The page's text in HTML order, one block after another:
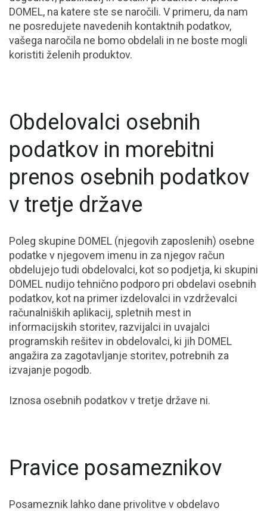
DOMEL, na katere ste se naročili. V primeru, da nam
ne posredujete navedenih kontaktnih podatkov,
vašega naročila ne bomo obdelali in ne boste mogli
koristiti želenih produktov.
Obdelovalci osebnih
podatkov in morebitni
prenos osebnih podatkov
v tretje države
Poleg skupine DOMEL (njegovih zaposlenih) osebne
podatke v njegovem imenu in za njegov račun
obdelujejo tudi obdelovalci, kot so podjetja, ki skupini
DOMEL nudijo tehnično podporo pri obdelavi osebnih
podatkov, kot na primer izdelovalci in vzdrževalci
računalniških aplikacij, spletnih mest in
informacijskih storitev, razvijalci in uvajalci
programskih rešitev in obdelovalci, ki jih DOMEL
angažira za zagotavljanje storitev, potrebnih za
izvajanje pogodb.
Iznosa osebnih podatkov v tretje države ni.
Pravice posameznikov
Posameznik lahko dane privolitve v obdelavo